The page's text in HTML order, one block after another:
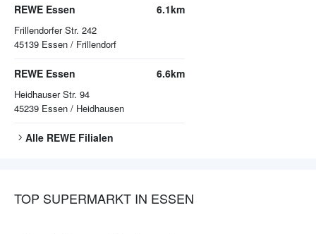
REWE Essen
Frillendorfer Str. 242
45139 Essen / Frillendorf
6.1km
REWE Essen
Heidhauser Str. 94
45239 Essen / Heidhausen
6.6km
Alle REWE Filialen
TOP SUPERMARKT IN ESSEN